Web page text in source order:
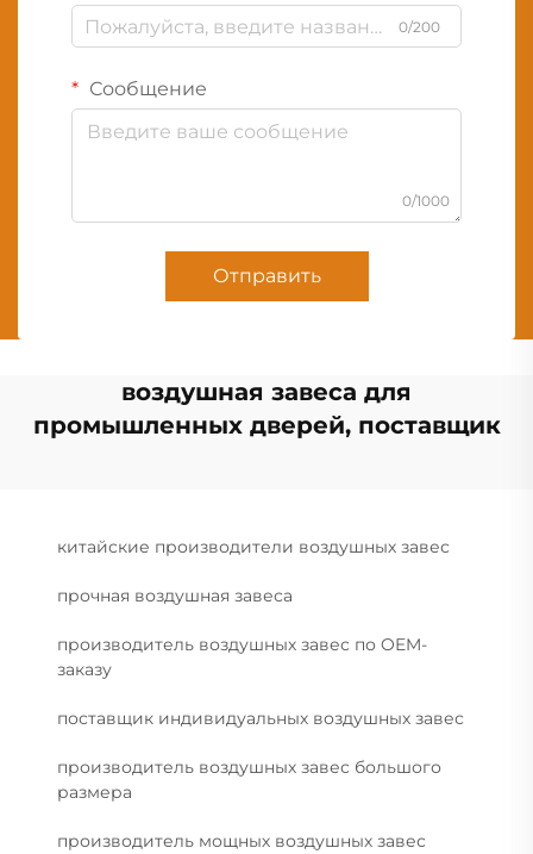
0/200
Сообщение
0/1000
Отправить
воздушная завеса для
промышленных дверей, поставщик
китайские производители воздушных завес
прочная воздушная завеса
производитель воздушных завес по OEM-
заказу
поставщик индивидуальных воздушных завес
производитель воздушных завес большого
размера
производитель мощных воздушных завес